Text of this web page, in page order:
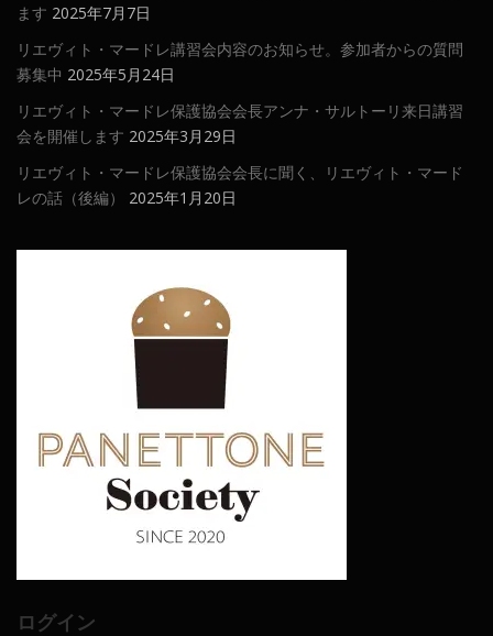
ます 2025年7月7日
リエヴィト・マードレ講習会内容のお知らせ。参加者からの質問
募集中 2025年5月24日
リエヴィト・マードレ保護協会会長アンナ・サルトーリ来日講習
会を開催します 2025年3月29日
リエヴィト・マードレ保護協会会長に聞く、リエヴィト・マード
レの話（後編）
2025年1月20日
ログイン